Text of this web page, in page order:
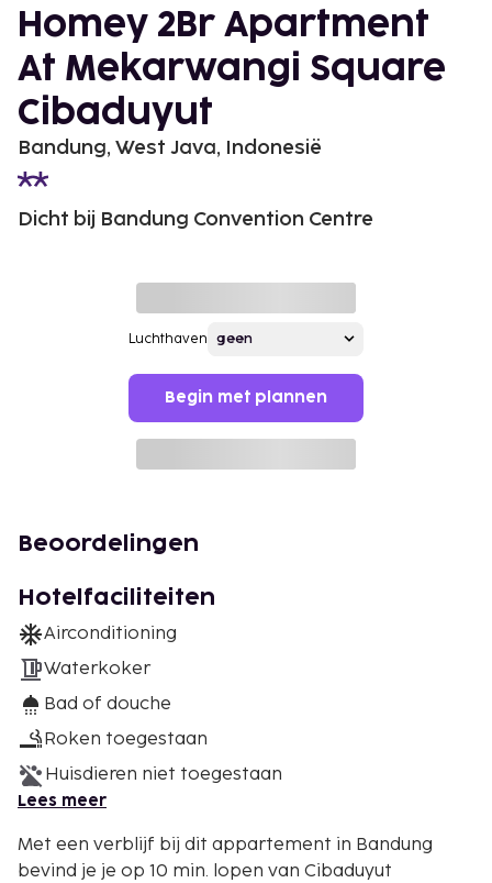
Homey 2Br Apartment
At Mekarwangi Square
Cibaduyut
Bandung, West Java, Indonesië
Dicht bij Bandung Convention Centre
Luchthaven
Begin met plannen
Beoordelingen
Hotelfaciliteiten
Airconditioning
Waterkoker
Bad of douche
Roken toegestaan
Huisdieren niet toegestaan
Lees meer
Met een verblijf bij dit appartement in Bandung
bevind je je op 10 min. lopen van Cibaduyut